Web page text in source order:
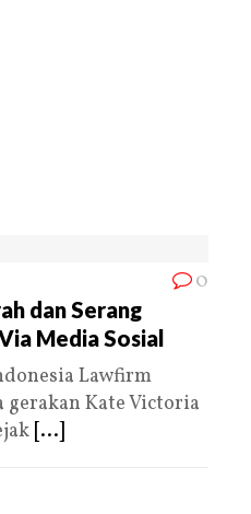
0
dan Serang
Media Sosial
Lawfirm
Kate Victoria
[...]